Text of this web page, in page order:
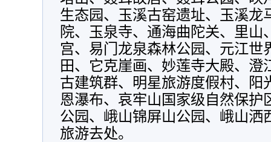
生态园、玉溪古窑遗址、玉溪龙
院、玉泉寺、通海曲陀关、里山
宫、易门龙泉森林公园、元江世
田、它克崖画、妙莲寺大殿、澄
古建筑群、明星旅游度假村、阳
恩瀑布、哀牢山国家级自然保护
公园、峨山锦屏山公园、峨山洒
旅游去处。